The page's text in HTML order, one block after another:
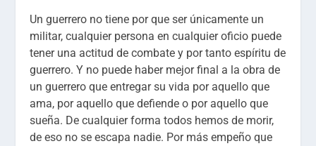
Un guerrero no tiene por que ser únicamente un
militar, cualquier persona en cualquier oficio puede
tener una actitud de combate y por tanto espíritu de
guerrero. Y no puede haber mejor final a la obra de
un guerrero que entregar su vida por aquello que
ama, por aquello que defiende o por aquello que
sueña. De cualquier forma todos hemos de morir,
de eso no se escapa nadie. Por más empeño que